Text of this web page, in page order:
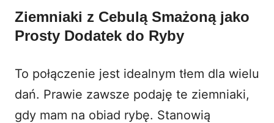
Ziemniaki z Cebulą Smażoną jako
Prosty Dodatek do Ryby
To połączenie jest idealnym tłem dla wielu
dań. Prawie zawsze podaję te ziemniaki,
gdy mam na obiad rybę. Stanowią